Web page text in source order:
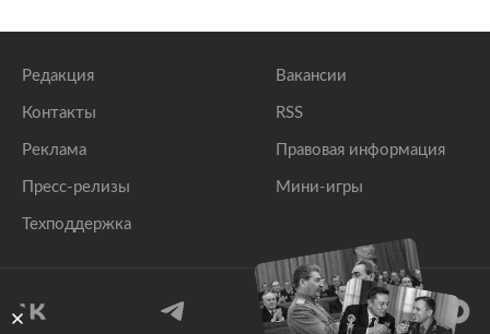
Редакция
Контакты
Реклама
Пресс-релизы
Техподдержка
Вакансии
RSS
Правовая информация
Мини-игры